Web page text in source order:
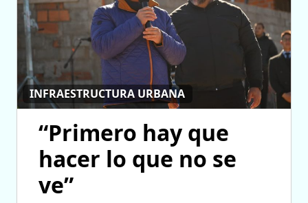
INFRAESTRUCTURA URBANA
“Primero hay que
hacer lo que no se
ve”